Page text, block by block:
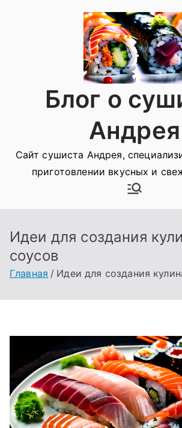
Блог о
Андрея
Сайт сушиста Андрея,
приготовлении вкусных и
Идеи для создания
соусов
Главная Идеи для создания